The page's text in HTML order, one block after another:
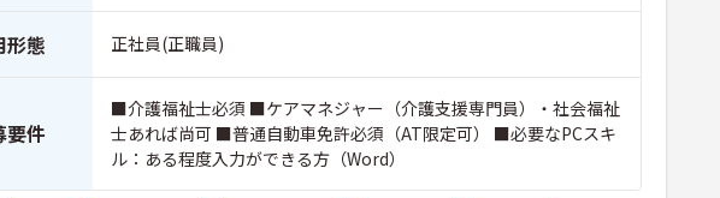
形態 正社員(正職員)
要件
■介護福祉士必須 ■ケアマネジャー（介護支援専門員）・社会福祉
士あれば尚可 ■普通自動車免許必須（AT限定可） ■必要なPCスキ
ル：ある程度入力ができる方（Word）